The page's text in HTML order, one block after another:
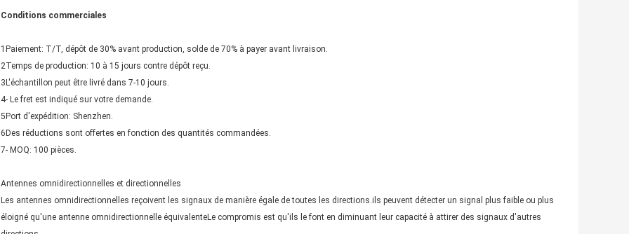
Conditions commerciales
1Paiement: T/T, dépôt de 30% avant production, solde de 70% à payer avant livraison.
2Temps de production: 10 à 15 jours contre dépôt reçu.
3L'échantillon peut être livré dans 7-10 jours.
4- Le fret est indiqué sur votre demande.
5Port d'expédition: Shenzhen.
6Des réductions sont offertes en fonction des quantités commandées.
7- MOQ: 100 pièces.
Antennes omnidirectionnelles et directionnelles
Les antennes omnidirectionnelles reçoivent les signaux de manière égale de toutes les directions.ils peuvent détecter un signal plus faible ou plus
éloigné qu'une antenne omnidirectionnelle équivalenteLe compromis est qu'ils le font en diminuant leur capacité à attirer des signaux d'autres